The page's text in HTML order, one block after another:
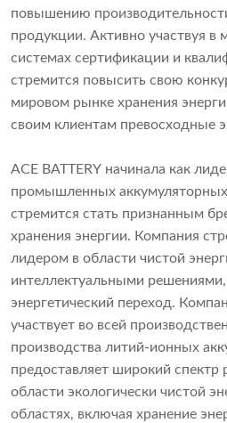
повышению
продукции. Активно участвуя
системах сертификации и
стремится повысить свою
мировом рынке хранения
своим клиентам превосходные
ACE BATTERY начинала как
промышленных аккумуляторных
стремится стать признанным
хранения энергии. Компания
лидером в области чистой
интеллектуальными
энергетический переход.
участвует во всей
производства литий-ионных
предоставляет широкий спектр
области экологически чистой
областях, включая хранение